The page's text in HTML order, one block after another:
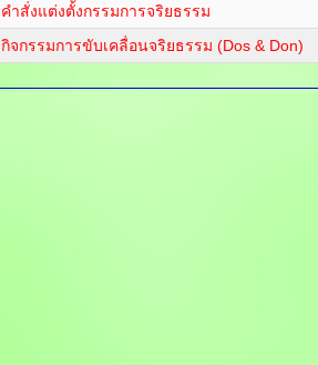
คำสั่งแต่งตั้งกรรมการจริยธรรม
กิจกรรมการขับเคลื่อนจริยธรรม (Dos & Don)